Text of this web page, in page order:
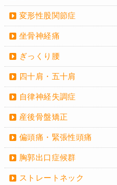
変形性股関節症
坐骨神経痛
ぎっくり腰
四十肩・五十肩
自律神経失調症
産後骨盤矯正
偏頭痛・緊張性頭痛
胸郭出口症候群
ストレートネック